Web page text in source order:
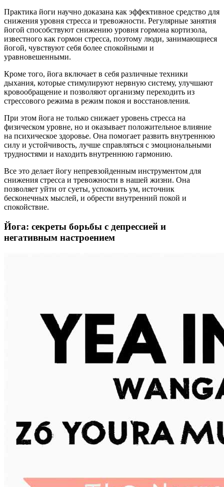
Практика йоги научно доказана как эффективное средство для
снижения уровня стресса и тревожности. Регулярные занятия
йогой способствуют снижению уровня гормона кортизола,
известного как гормон стресса, поэтому люди, занимающиеся
йогой, чувствуют себя более спокойными и
уравновешенными.
Кроме того, йога включает в себя различные техники
дыхания, которые стимулируют нервную систему, улучшают
кровообращение и позволяют организму переходить из
стрессового режима в режим покоя и восстановления.
При этом йога не только снижает уровень стресса на
физическом уровне, но и оказывает положительное влияние
на психическое здоровье. Она помогает развить внутреннюю
силу и устойчивость, лучше справляться с эмоциональными
трудностями и находить внутреннюю гармонию.
Все это делает йогу непревзойденным инструментом для
снижения стресса и тревожности в нашей жизни. Она
позволяет уйти от суеты, успокоить ум, источник
бесконечных мыслей, и обрести внутренний покой и
спокойствие.
Йога: секреты борьбы с депрессией и
негативным настроением